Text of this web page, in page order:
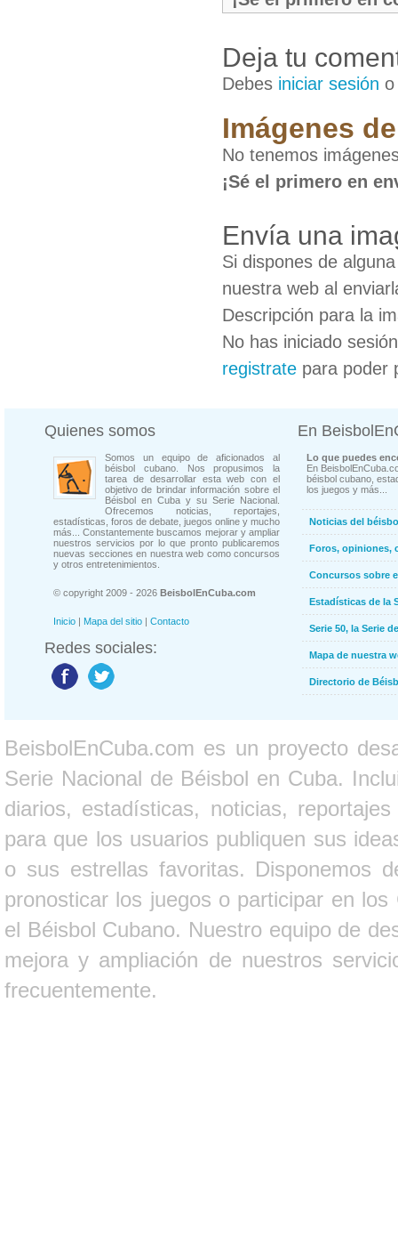
Deja tu
Debes iniciar sesión
Imágenes
No tenemos
¡Sé el primero en
Envía una
Si dispones de
nuestra web al
Descripción para la
No has iniciado
registrate para poder
Quienes somos
Somos un equipo de aficionados al
béisbol cubano. Nos propusimos la
tarea de desarrollar esta web con el
objetivo de brindar información sobre el
Béisbol en Cuba y su Serie Nacional.
Ofrecemos noticias, reportajes,
estadísticas, foros de debate, juegos online y mucho
más... Constantemente buscamos mejorar y ampliar
nuestros servicios por lo que pronto publicaremos
nuevas secciones en nuestra web como concursos
y otros entretenimientos.
© copyright 2009 - 2026 BeisbolEnCuba.com
Inicio | Mapa del sitio | Contacto
Redes sociales:
En
Lo que puedes
En
béisbol cubano,
los juegos y más...
Noticias del
Foros, opiniones,
Concursos sobre
Estadísticas de la
Serie 50, la Serie
Mapa de nuestra
Directorio de
BeisbolEnCuba.com es un proyecto
Serie Nacional de Béisbol en Cuba.
diarios, estadísticas, noticias,
para que los usuarios publiquen sus
o sus estrellas favoritas. Disponemos
pronosticar los juegos o participar en
el Béisbol Cubano. Nuestro equipo de
mejora y ampliación de nuestros
frecuentemente.